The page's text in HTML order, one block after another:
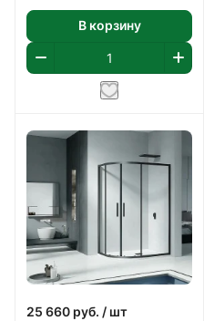
В корзину
25 660 руб. / шт